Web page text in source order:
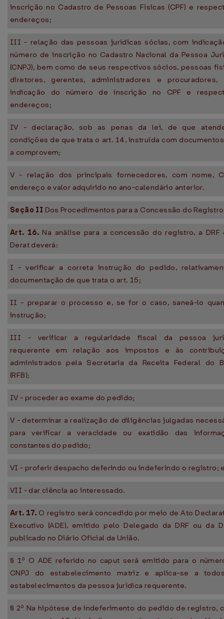
inscrição no Cadastro de Pessoas Físicas (CPF) e
endereços;
III - relação das pessoas jurídicas sócias, com
número de inscrição no Cadastro Nacional da Pessoa
(CNPJ), bem como de seus respectivos sócios, pessoas
diretores, gerentes, administradores e procuradores,
indicação do número de inscrição no CPF e
endereços;
IV - declaração, sob as penas da lei, de que
condições de que trata o art. 14, instruída com
a comprovem;
V - relação dos principais fornecedores, com nome,
endereço e valor adquirido no ano-calendário anterior.
Seção II Dos Procedimentos para a Concessão do Registro
Art. 16. Na análise para a concessão do registro, a DRF
Derat deverá:
I - verificar a correta instrução do pedido,
documentação de que trata o art. 15;
II - preparar o processo e, se for o caso, saneá-lo
instrução;
III - verificar a regularidade fiscal da pessoa
requerente em relação aos impostos e às
administrados pela Secretaria da Receita Federal do
(RFB);
IV - proceder ao exame do pedido;
V - determinar a realização de diligências julgadas
para verificar a veracidade ou exatidão das
constantes do pedido;
VI - proferir despacho deferindo ou indeferindo o registro;
VII - dar ciência ao interessado.
Art. 17. O registro será concedido por meio de Ato
Executivo (ADE), emitido pelo Delegado da DRF ou da
publicado no Diário Oficial da União.
§ 1º O ADE referido no caput será emitido para o
CNPJ do estabelecimento matriz e aplica-se a
estabelecimentos da pessoa jurídica requerente.
§ 2º Na hipótese de indeferimento do pedido de registro,